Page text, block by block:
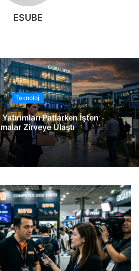
ESUBE
b
s
i
t
e
s
i
Teknoloji
Patlarken İşten
Zirveye Ulaştı